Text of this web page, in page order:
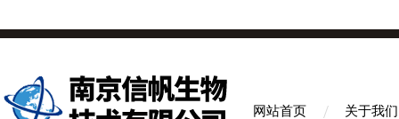
网站首页 关于我们